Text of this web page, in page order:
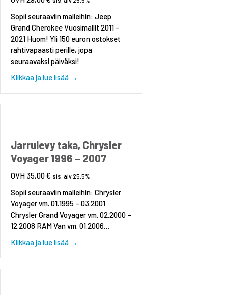
Sopii seuraaviin malleihin: Jeep
Grand Cherokee Vuosimallit 2011 –
2021 Huom! Yli 150 euron ostokset
rahtivapaasti perille, jopa
seuraavaksi päiväksi!
Klikkaa ja lue lisää →
Jarrulevy taka, Chrysler
Voyager 1996 – 2007
35,00€ sis. alv 25,5%
Sopii seuraaviin malleihin: Chrysler
Voyager vm. 01.1995 – 03.2001
Chrysler Grand Voyager vm. 02.2000 –
12.2008 RAM Van vm. 01.2006…
Klikkaa ja lue lisää →